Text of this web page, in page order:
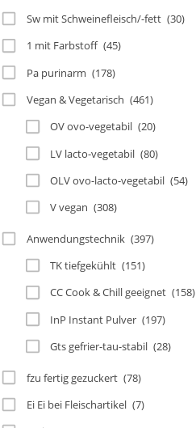
Sw mit Schweinefleisch/-fett (30)
1 mit Farbstoff (45)
Pa purinarm (178)
Vegan & Vegetarisch (461)
OV ovo-vegetabil (20)
LV lacto-vegetabil (80)
OLV ovo-lacto-vegetabil (54)
V vegan (308)
Anwendungstechnik (397)
TK tiefgekühlt (151)
CC Cook & Chill geeignet (158)
InP Instant Pulver (197)
Gts gefrier-tau-stabil (28)
fzu fertig gezuckert (78)
Ei Ei bei Fleischartikel (7)